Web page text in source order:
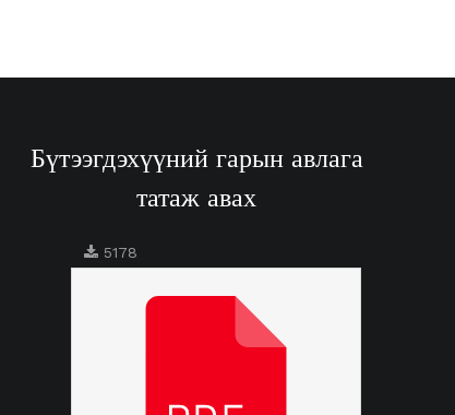
Бүтээгдэхүүний гарын авлага
татаж авах
5178